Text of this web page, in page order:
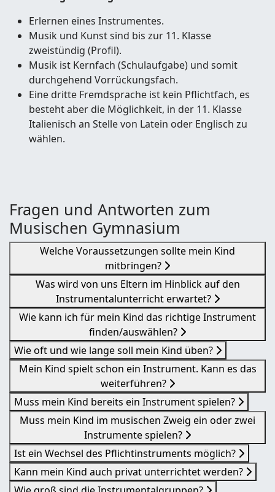
Erlernen eines Instrumentes.
Musik und Kunst sind bis zur 11. Klasse
zweistündig (Profil).
Musik ist Kernfach (Schulaufgabe) und somit
durchgehend Vorrückungsfach.
Eine dritte Fremdsprache ist kein Pflichtfach, es
besteht aber die Möglichkeit, in der 11. Klasse
Italienisch an Stelle von Latein oder Englisch zu
wählen.
Fragen und Antworten zum
Musischen Gymnasium
Welche Voraussetzungen sollte mein Kind
mitbringen?
Was wird von uns Eltern im Hinblick auf den
Instrumentalunterricht erwartet?
Wie kann ich für mein Kind das richtige Instrument
finden/auswählen?
Wie oft und wie lange soll mein Kind üben?
Mein Kind spielt schon ein Instrument. Kann es das
weiterführen?
Muss mein Kind bereits ein Instrument spielen?
Muss mein Kind im musischen Zweig ein oder zwei
Instrumente spielen?
Ist ein Wechsel des Pflichtinstruments möglich?
Kann mein Kind auch privat unterrichtet werden?